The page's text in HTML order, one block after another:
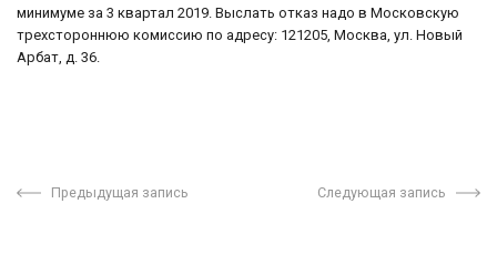
минимуме за 3 квартал 2019. Выслать отказ надо в Московскую
трехстороннюю комиссию по адресу: 121205, Москва, ул. Новый
Арбат, д. 36.
Предыдущая запись Следующая запись